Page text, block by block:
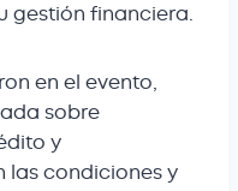
gestión financiera.
en el evento,
sobre
y
las condiciones y